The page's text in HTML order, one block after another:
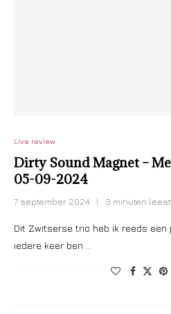
Live review
Dirty Sound Magnet –
05-09-2024
7 september 2024 3 minuten
Dit Zwitserse trio heb ik reeds een
iedere keer ben …